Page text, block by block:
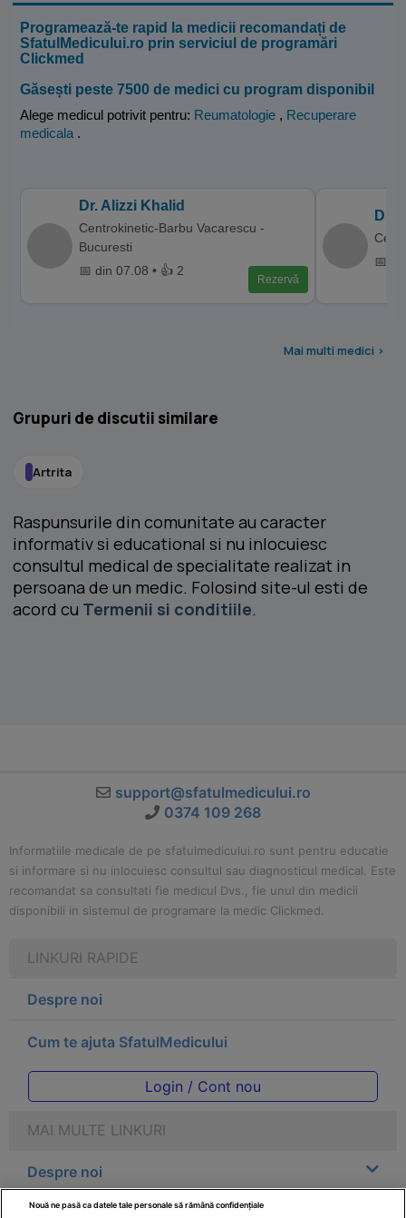
Programează-te rapid la medicii recomandați de
SfatulMedicului.ro prin serviciul de programări
Clickmed
Găsești peste 7500 de medici cu program disponibil
Alege medicul potrivit pentru: Reumatologie , Recuperare
medicala .
Dr. Alizzi Khalid
Centrokinetic-Barbu Vacarescu -
Bucuresti
📅 din 07.08 • 👍 2
Rezervă
Dr.
📅
Mai multi medici >
Grupuri de discutii similare
Artrita
Raspunsurile din comunitate au caracter
informativ si educational si nu inlocuiesc
consultul medical de specialitate realizat in
persoana de un medic. Folosind site-ul esti de
acord cu Termenii si conditiile.
support@sfatulmedicului.ro
0374 109 268
Informatiile medicale de pe sfatulmedicului.ro sunt pentru educatie
si informare si nu inlocuiesc consultul sau diagnosticul medical. Este
recomandat sa consultati fie medicul Dvs., fie unul din medicii
disponibili in sistemul de programare la medic Clickmed.
LINKURI RAPIDE
Despre noi
Cum te ajuta SfatulMedicului
Login / Cont nou
MAI MULTE LINKURI
Despre noi
Legal
Nouă ne pasă ca datele tale personale să rămână confidențiale